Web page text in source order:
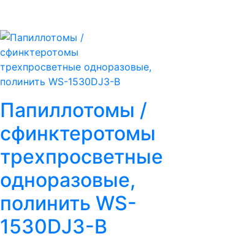
Папиллотомы /
сфинктеротомы
трехпросветные
одноразовые,
полинить WS-
1530DJ3-В